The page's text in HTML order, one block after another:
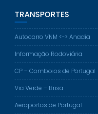
TRANSPORTES
Autocarro VNM <-> Anadia
Informação Rodoviária
CP – Comboios de Portugal
Via Verde – Brisa
Aeroportos de Portugal